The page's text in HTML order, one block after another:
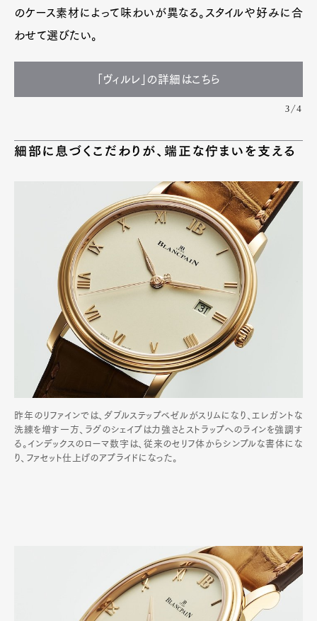
のケース素材によって味わいが異なる。スタイルや好みに合
わせて選びたい。
「ヴィルレ」の詳細はこちら
3/4
細部に息づくこだわりが、端正な佇まいを支える
昨年のリファインでは、ダブルステップベゼルがスリムになり、エレガントな
洗練を増す一方、ラグのシェイプは力強さとストラップへのラインを強調す
る。インデックスのローマ数字は、従来のセリフ体からシンプルな書体にな
り、ファセット仕上げのアプライドになった。